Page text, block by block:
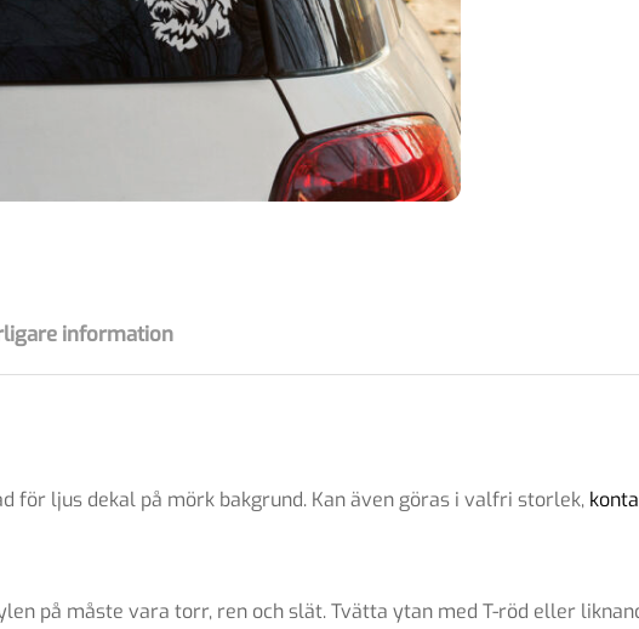
information
för ljus dekal på mörk bakgrund. Kan även göras i valfri storlek,
på måste vara torr, ren och slät. Tvätta ytan med T-röd eller